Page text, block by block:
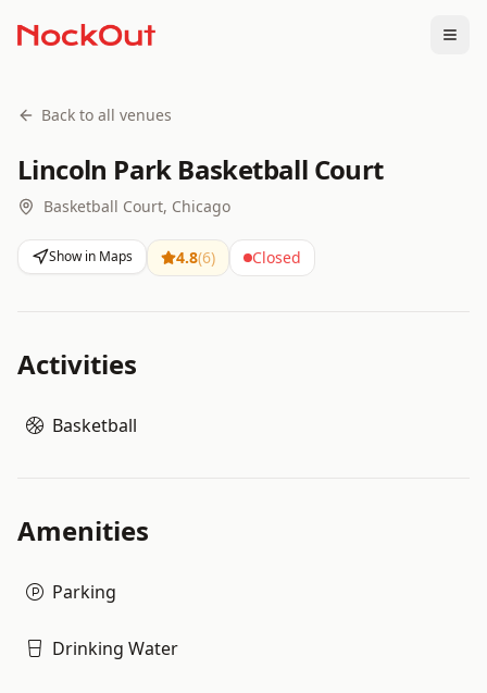
Back to all venues
Lincoln Park Basketball Court
Basketball Court, Chicago
Show in Maps 4.8(6) Closed
Activities
Basketball
Amenities
Parking
Drinking Water